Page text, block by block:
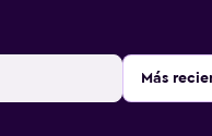
Ordenar
Más